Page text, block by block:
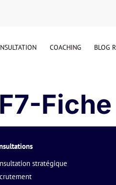
COACHING BLOG
F7-
stratégique